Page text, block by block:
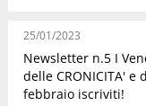
25/01/2023
Newsletter n.5 I
delle CRONICITA' e
febbraio iscriviti!